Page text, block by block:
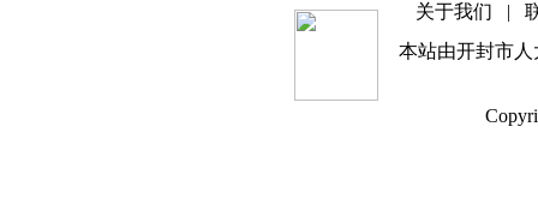
关于我们 |
本站由开封市